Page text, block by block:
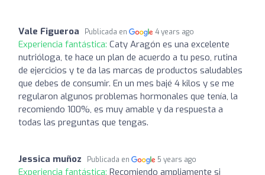
Vale Figueroa Publicada en 4 years ago
Experiencia fantástica: Caty Aragón es una excelente
nutrióloga, te hace un plan de acuerdo a tu peso, rutina
de ejercicios y te da las marcas de productos saludables
que debes de consumir. En un mes bajé 4 kilos y se me
regularon algunos problemas hormonales que tenía, la
recomiendo 100%, es muy amable y da respuesta a
todas las preguntas que tengas.
Jessica muñoz Publicada en 5 years ago
Experiencia fantástica: Recomiendo ampliamente si